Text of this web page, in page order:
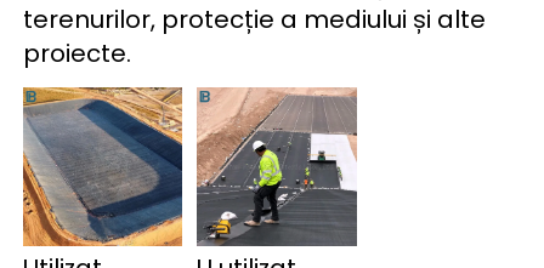
terenurilor, protecție a mediului și alte
proiecte.